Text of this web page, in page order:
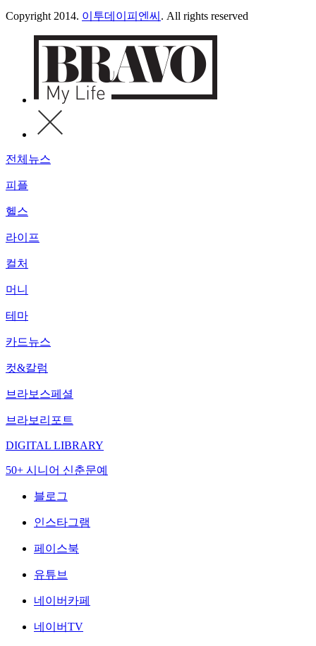
Copyright 2014. 이투데이피엔씨 . All rights reserved
전체뉴스
피플
헬스
라이프
컬처
머니
테마
카드뉴스
컷&칼럼
브라보스페셜
브라보리포트
DIGITAL LIBRARY
50+ 시니어 신춘문예
블로그
인스타그램
페이스북
유튜브
네이버카페
네이버TV